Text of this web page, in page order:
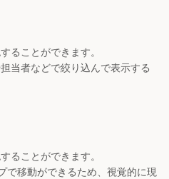
ることができます。
当者などで絞り込んで表示する
ることができます。
で移動ができるため、視覚的に現